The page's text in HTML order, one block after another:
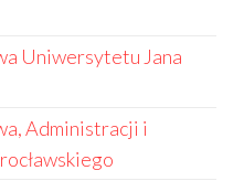
Uniwersytetu Jana
Administracji i